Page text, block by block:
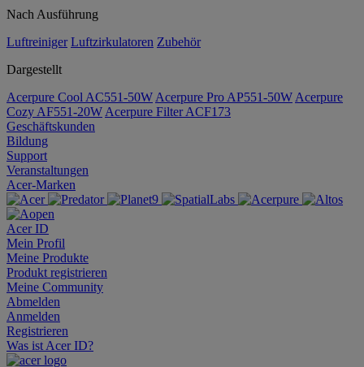
Nach Ausführung
Luftreiniger Luftzirkulatoren Zubehör
Dargestellt
Acerpure Cool AC551-50W Acerpure Pro AP551-50W Acerpure
Cozy AF551-20W Acerpure Filter ACF173
Geschäftskunden
Bildung
Support
Veranstaltungen
Acer-Marken
Acer ID
Mein Profil
Meine Produkte
Produkt registrieren
Meine Community
Abmelden
Anmelden
Registrieren
Was ist Acer ID?